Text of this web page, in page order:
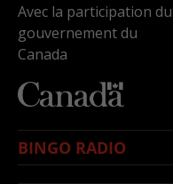
Avec la participation du
gouvernement du
Canada
BINGO RADIO